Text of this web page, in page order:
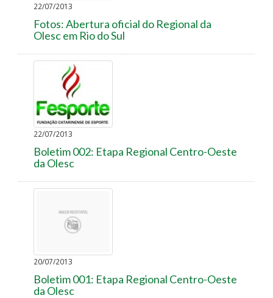
22/07/2013
Fotos: Abertura oficial do Regional da
Olesc em Rio do Sul
22/07/2013
Boletim 002: Etapa Regional Centro-Oeste
da Olesc
20/07/2013
Boletim 001: Etapa Regional Centro-Oeste
da Olesc